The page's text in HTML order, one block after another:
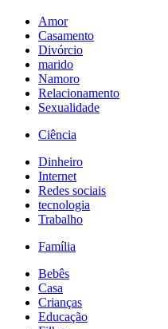
Amor
Casamento
Divórcio
marido
Namoro
Relacionamento
Sexualidade
Ciência
Dinheiro
Internet
Redes sociais
tecnologia
Trabalho
Família
Bebês
Casa
Crianças
Educação